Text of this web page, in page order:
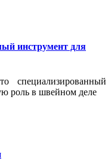
инструмент для
роль в швейном деле